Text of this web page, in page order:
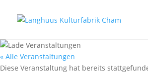
« Alle Veranstaltungen
Diese Veranstaltung hat bereits